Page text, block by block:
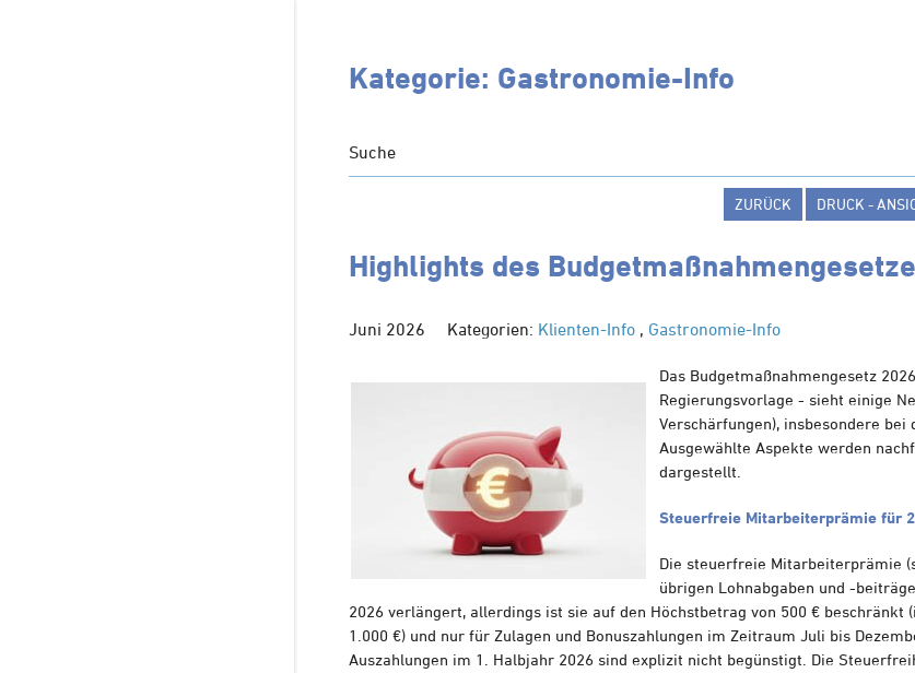
Kategorie: Gastronomie-Info
Suche
ZURÜCK DRUCK -
Highlights des
Juni 2026 Kategorien: Klienten-Info, Gastronomie-Info
Das Budgetmaßnahmengesetz
Regierungsvorlage - sieht einige
Verschärfungen), insbesondere
Ausgewählte Aspekte werden
dargestellt.
Steuerfreie Mitarbeiterprämie für
Die steuerfreie Mitarbeiterprämie
übrigen Lohnabgaben und -
2026 verlängert, allerdings ist sie auf den Höchstbetrag von 500 € beschränkt
1.000 €) und nur für Zulagen und Bonuszahlungen im Zeitraum Juli bis
Auszahlungen im 1. Halbjahr 2026 sind explizit nicht begünstigt. Die